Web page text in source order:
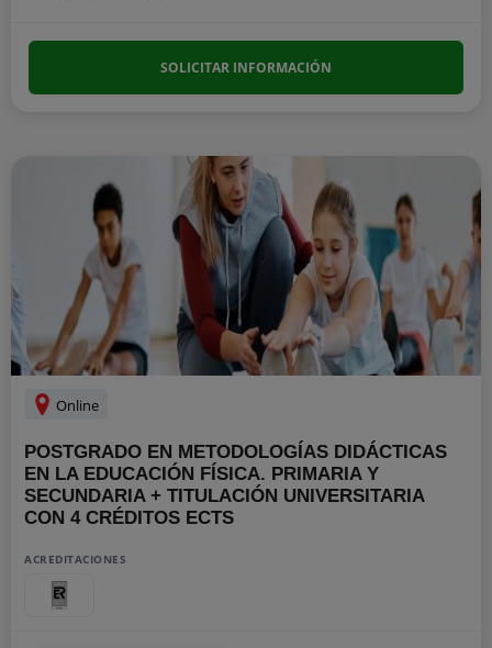
SOLICITAR INFORMACIÓN
Online
POSTGRADO EN METODOLOGÍAS DIDÁCTICAS
EN LA EDUCACIÓN FÍSICA. PRIMARIA Y
SECUNDARIA + TITULACIÓN UNIVERSITARIA
CON 4 CRÉDITOS ECTS
ACREDITACIONES